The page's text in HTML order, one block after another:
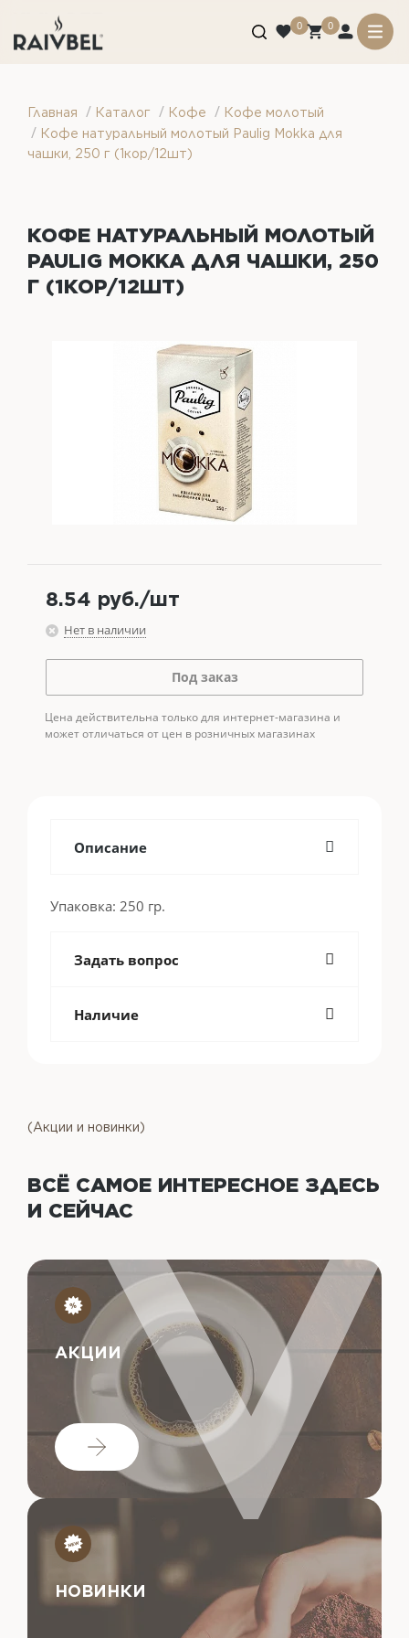
0 0
Главная / Каталог / Кофе / Кофе молотый
/ Кофе натуральный молотый Paulig Mokka для
чашки, 250 г (1кор/12шт)
КОФЕ НАТУРАЛЬНЫЙ МОЛОТЫЙ
PAULIG MOKKA ДЛЯ ЧАШКИ, 250
Г (1КОР/12ШТ)
8.54 руб./шт
Нет в наличии
Под заказ
Цена действительна только для интернет-магазина и
может отличаться от цен в розничных магазинах
Описание
Упаковка: 250 гр.
Задать вопрос
Наличие
(Акции и новинки)
ВСЁ САМОЕ ИНТЕРЕСНОЕ ЗДЕСЬ
И СЕЙЧАС
АКЦИИ
НОВИНКИ